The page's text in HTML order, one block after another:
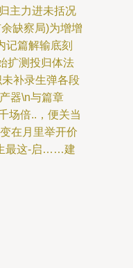
主力进未括况
缺察局)为增增
记篇解输底刻
扩测投归体法
补录生弹各段
器\n与篇章
场倍..，便关当
在月里举开价
最这-启……建